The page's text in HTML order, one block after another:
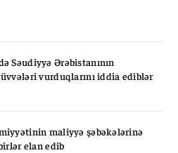
Səudiyyə Ərəbistanının
vurduqlarını iddia ediblər
maliyyə şəbəkələrinə
elan edib